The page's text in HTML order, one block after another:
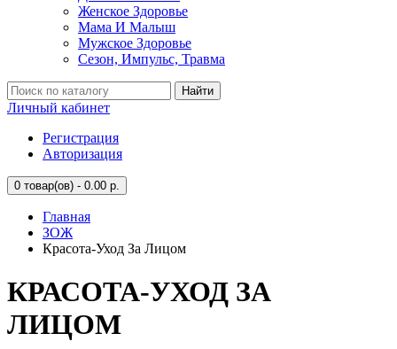
Женское Здоровье
Мама И Малыш
Мужское Здоровье
Сезон, Импульс, Травма
Найти
Личный кабинет
Регистрация
Авторизация
0 товар(ов) - 0.00 р.
Главная
ЗОЖ
Красота-Уход За Лицом
КРАСОТА-УХОД ЗА
ЛИЦОМ